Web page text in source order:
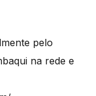
pelo
na rede e